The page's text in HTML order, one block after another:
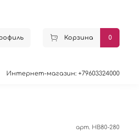
Корзина 0
Интернет-магазин: +79603324000
арт. HB80-280